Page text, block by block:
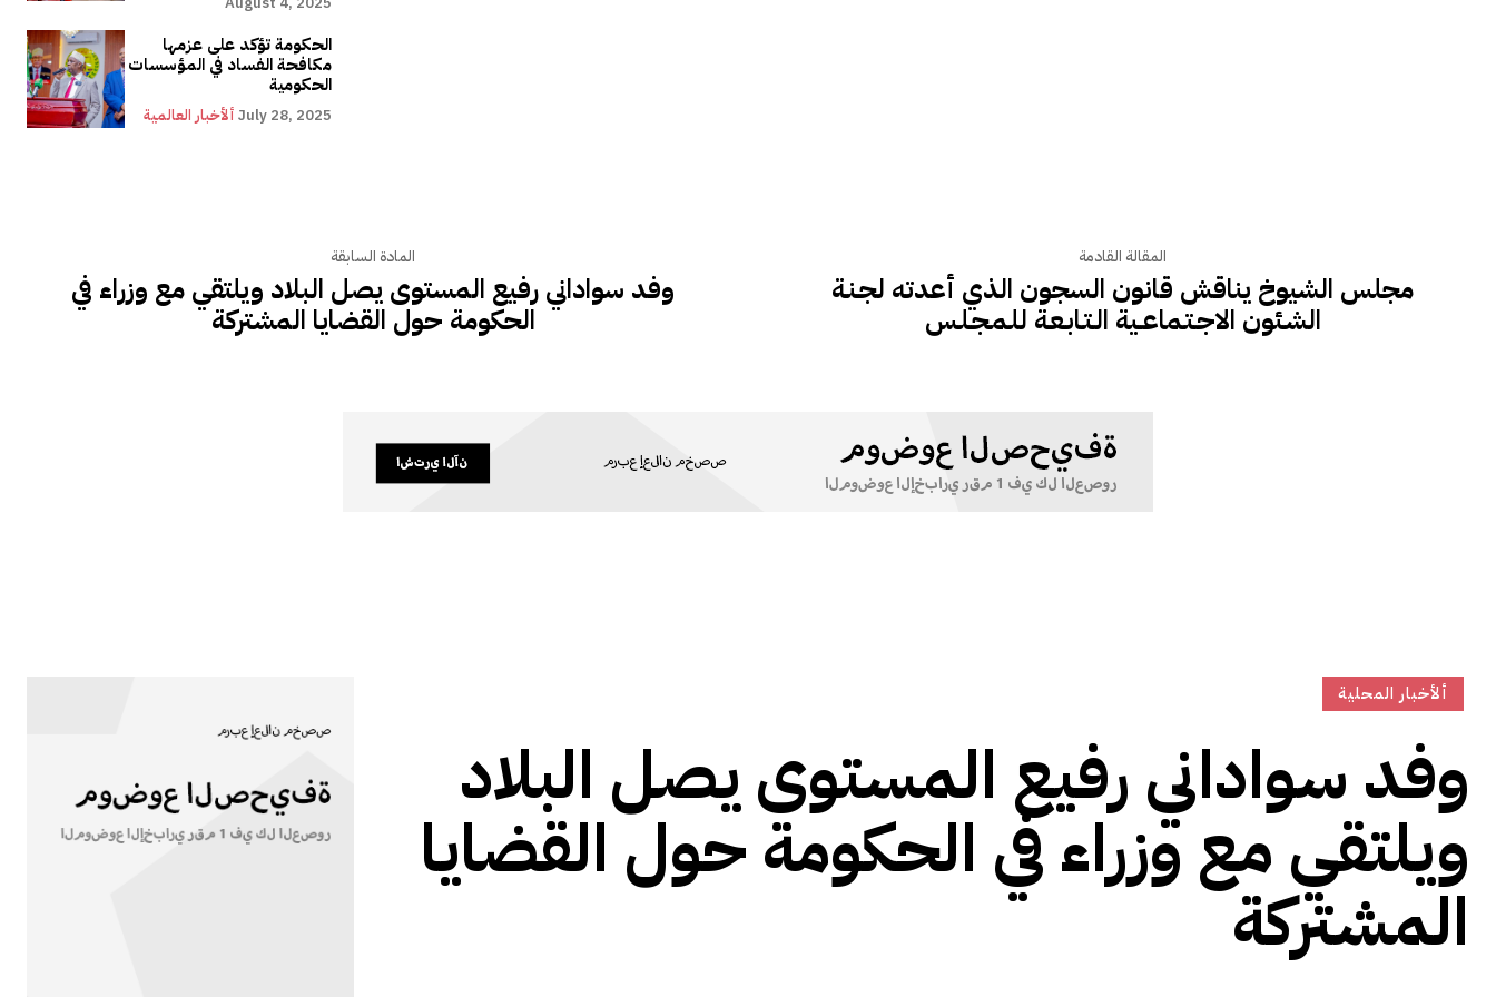
الحكومة تؤكد على عزمها
مكافحة الفساد في المؤسسات
الحكومية
ألأخبار العالمية July 28, 2025
المادة السابقة
وفد سواداني رفيع المستوى يصل البلاد ويلتقي مع وزراء في
الحكومة حول القضايا المشتركة
المقالة القادمة
مجلس الشيوخ يناقش قانون السجون الذي أعدته لجـنـة
الشـئون الاجـتـماعــية الـتـابـعـة للـمـجـلـس